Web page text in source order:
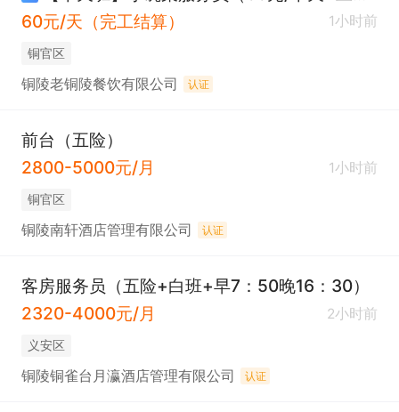
60元/天（完工结算）
1小时前
铜官区
铜陵老铜陵餐饮有限公司 认证
前台（五险）
2800-5000元/月
1小时前
铜官区
铜陵南轩酒店管理有限公司 认证
客房服务员（五险+白班+早7：50晚16：30）
2320-4000元/月
2小时前
义安区
铜陵铜雀台月瀛酒店管理有限公司 认证